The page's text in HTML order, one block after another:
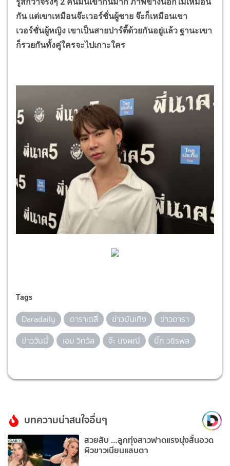
กัน แต่เขาเหมือนจ๊ะเวอร์ชั่นผู้ชาย จ๊ะก็เหมือนเขา
เวอร์ชั่นผู้หญิง เขาเป็นสายปาร์ตี้ด้วยกันอยู่แล้ว ฐานะเขา
ก็รวยกันทั้งคู่ใครจะไปเกาะใคร
Tags
Daradaily ดาราเดลี่ ข่าวบันเทิง
ข่าวดารา
ข่าววันนี้
เอม วิทวัส จ๊ะ นงผณี บิ๊ก วชิรพล
บทความน่าสนใจอื่นๆ
สวยสับ …ลูกทุ่งสาวฟาดแรงนุ่งสั้นอวด
ผิวขาวเนียนแสบตา